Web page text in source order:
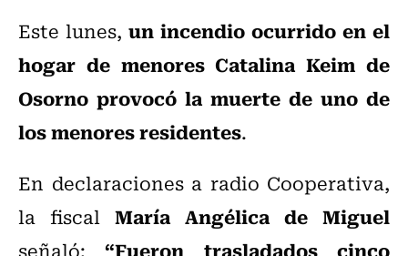
Este lunes, un incendio ocurrido en el
hogar de menores Catalina Keim de
Osorno provocó la muerte de uno de
los menores residentes.
En declaraciones a radio Cooperativa,
la fiscal María Angélica de Miguel
señaló:“Fueron trasladados cinco